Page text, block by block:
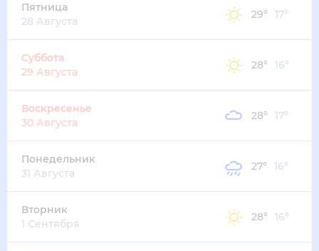
Пятница
28 Августа
29° 17°
Суббота
29 Августа
28° 16°
Воскресенье
30 Августа
28° 17°
Понедельник
31 Августа
27° 16°
Вторник
1 Сентября
28° 16°